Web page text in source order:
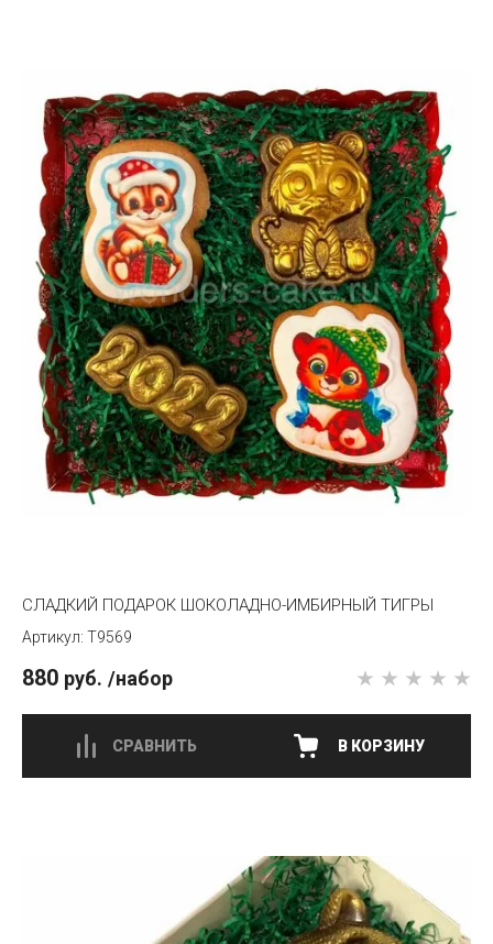
СЛАДКИЙ ПОДАРОК ШОКОЛАДНО-ИМБИРНЫЙ ТИГРЫ
T9569
880 руб. /набор